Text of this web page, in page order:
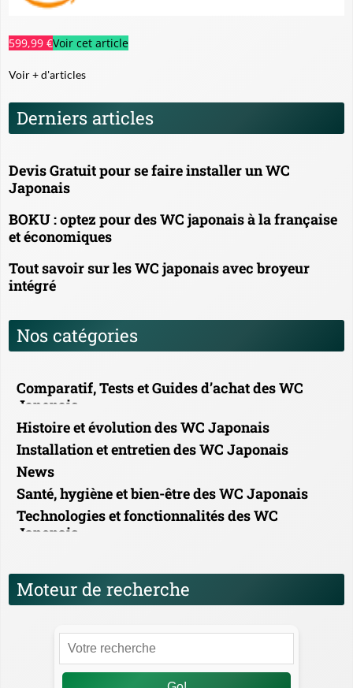
599,99 €Voir cet article
Voir + d'articles
Derniers articles
Devis Gratuit pour se faire installer un WC
Japonais
BOKU : optez pour des WC japonais à la française
et économiques
Tout savoir sur les WC japonais avec broyeur
intégré
Nos catégories
Comparatif, Tests et Guides d’achat des WC
Japonais
Histoire et évolution des WC Japonais
Installation et entretien des WC Japonais
News
Santé, hygiène et bien-être des WC Japonais
Technologies et fonctionnalités des WC
Japonais
Moteur de recherche